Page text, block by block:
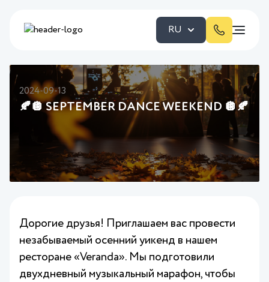
RU
2024-09-13
🍂🪩 SEPTEMBER DANCE WEEKEND 🪩🍂
Дорогие друзья! Приглашаем вас провести
незабываемый осенний уикенд в нашем
ресторане «Veranda». Мы подготовили
двухдневный музыкальный марафон, чтобы